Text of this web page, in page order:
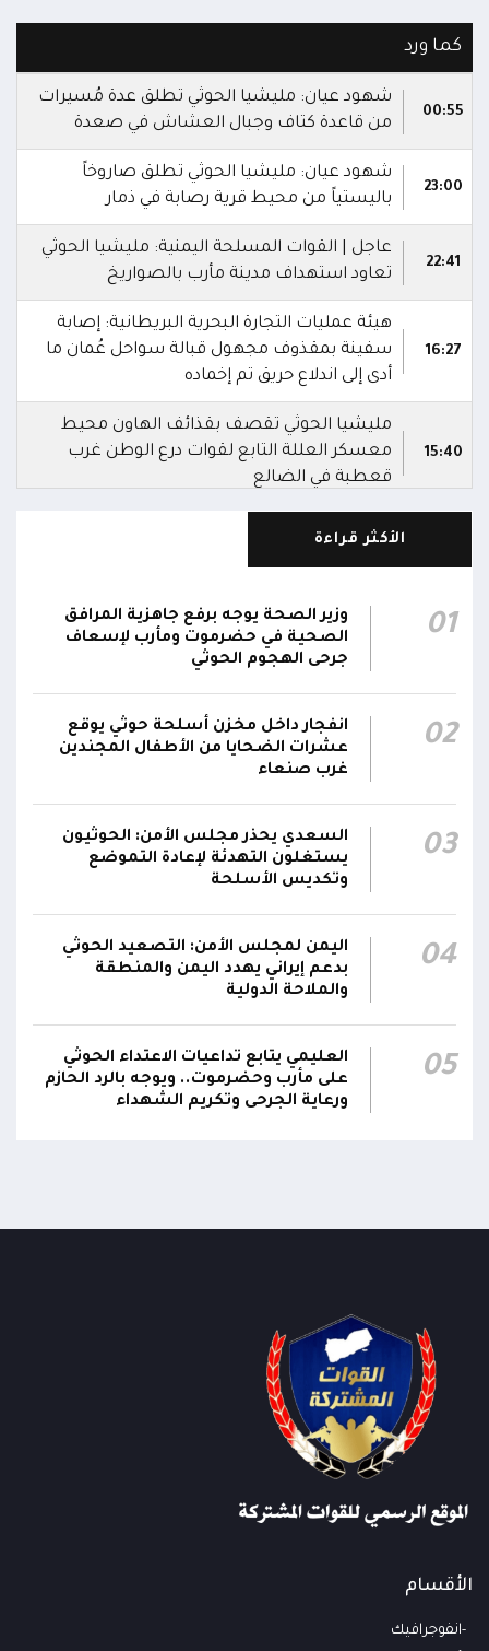
كما ورد
00:55
شهود عيان: مليشيا الحوثي تطلق عدة مُسيرات
من قاعدة كتاف وجبال العشاش في صعدة
23:00
شهود عيان: مليشيا الحوثي تطلق صاروخاً
باليستياً من محيط قرية رصابة في ذمار
22:41
عاجل | القوات المسلحة اليمنية: مليشيا الحوثي
تعاود استهداف مدينة مأرب بالصواريخ
16:27
هيئة عمليات التجارة البحرية البريطانية: إصابة
سفينة بمقذوف مجهول قبالة سواحل عُمان ما
أدى إلى اندلاع حريق تم إخماده
15:40
مليشيا الحوثي تقصف بقذائف الهاون محيط
معسكر العللة التابع لقوات درع الوطن غرب
قعطبة في الضالع
مليشيا الحوثي تقصف أحياء سكنية غرب قعطبة
15:35
قصف حوثي عشوائي بالسلاح الثقيل يستهدف
مناطق مآهولة بقرى المعزوب والعبارى في
محافظة الضالع
12:22
والجيش يقصف مواقع حوثية ويتصدى للمسيرات
الأكثر قراءة
01
وزير الصحة يوجه برفع جاهزية المرافق
الصحية في حضرموت ومأرب لإسعاف
جرحى الهجوم الحوثي
02
انفجار داخل مخزن أسلحة حوثي يوقع
عشرات الضحايا من الأطفال المجندين
غرب صنعاء
03
السعدي يحذر مجلس الأمن: الحوثيون
يستغلون التهدئة لإعادة التموضع
وتكديس الأسلحة
04
اليمن لمجلس الأمن: التصعيد الحوثي
بدعم إيراني يهدد اليمن والمنطقة
والملاحة الدولية
05
العليمي يتابع تداعيات الاعتداء الحوثي
على مأرب وحضرموت.. ويوجه بالرد الحازم
ورعاية الجرحى وتكريم الشهداء
الأقسام
انفوجرافيك